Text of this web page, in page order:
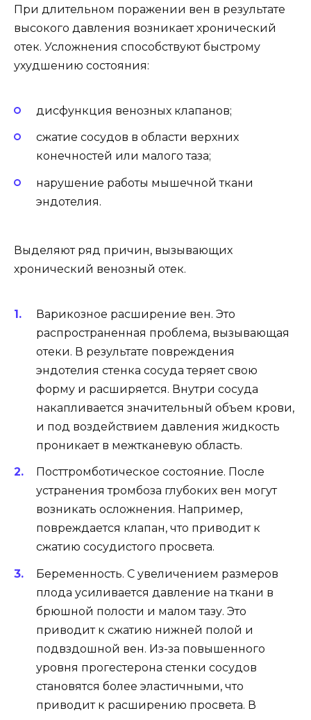
При длительном поражении вен в результате
высокого давления возникает хронический
отек. Усложнения способствуют быстрому
ухудшению состояния:
дисфункция венозных клапанов;
сжатие сосудов в области верхних
конечностей или малого таза;
нарушение работы мышечной ткани
эндотелия.
Выделяют ряд причин, вызывающих
хронический венозный отек.
Варикозное расширение вен. Это
распространенная проблема, вызывающая
отеки. В результате повреждения
эндотелия стенка сосуда теряет свою
форму и расширяется. Внутри сосуда
накапливается значительный объем крови,
и под воздействием давления жидкость
проникает в межтканевую область.
Посттромботическое состояние. После
устранения тромбоза глубоких вен могут
возникать осложнения. Например,
повреждается клапан, что приводит к
сжатию сосудистого просвета.
Беременность. С увеличением размеров
плода усиливается давление на ткани в
брюшной полости и малом тазу. Это
приводит к сжатию нижней полой и
подвздошной вен. Из-за повышенного
уровня прогестерона стенки сосудов
становятся более эластичными, что
приводит к расширению просвета. В